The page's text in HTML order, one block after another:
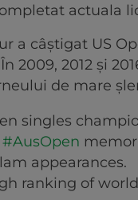
actuala
a câștigat US
2009, 2012 și
de mare
singles
#AusOpen
appearances.
ranking of